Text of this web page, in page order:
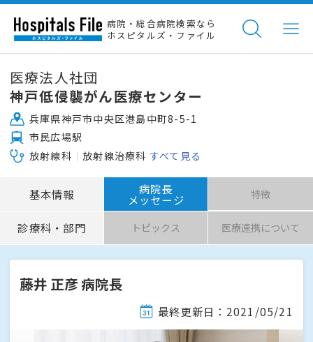
病院・総合病院検索なら
ホスピタルズ・ファイル
医療法人社団
神戸低侵襲がん医療センター
兵庫県神戸市中央区港島中町8-5-1
市民広場駅
放射線科
放射線治療科 すべて見る
基本情報 病院長
メッセージ 特徴
診療科・部門 トピックス 医療連携について
藤井 正彦 病院長
最終更新日：2021/05/21